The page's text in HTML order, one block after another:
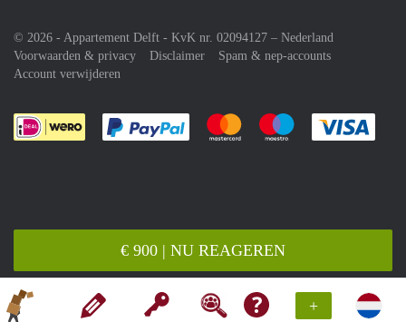
+
€ 900 | NU REAGEREN
© 2026 - Appartement Delft - KvK nr. 02094127 – Nederland
Voorwaarden & privacy
Disclaimer
Spam & nep-accounts
Account verwijderen
Je rekent gemakkelijk af met Paypal
Je rekent gemakkelijk af met
Je rekent